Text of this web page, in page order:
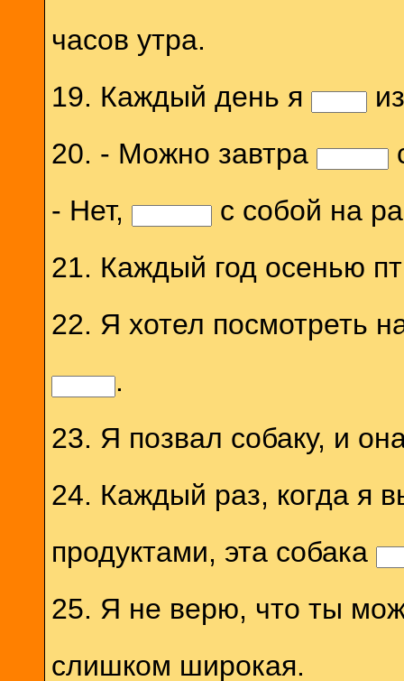
часов утра.
19. Каждый день я
20. - Можно завтра
- Нет,
с собой на
21. Каждый год осенью
22. Я хотел посмотреть
.
23. Я позвал собаку, и
24. Каждый раз, когда я
продуктами, эта собака
25. Я не верю, что ты
слишком широкая.